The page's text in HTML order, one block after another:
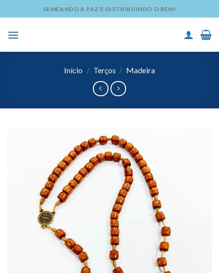
to
content
SEMEANDO A PAZ E DISTRIBUINDO O BEM!
Início / Terços / Madeira